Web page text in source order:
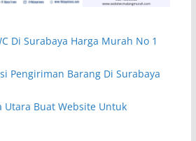
Di Surabaya Harga Murah No 1
Pengiriman Barang Di Surabaya
Utara Buat Website Untuk